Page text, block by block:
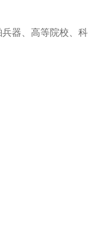
器、高等院校、科